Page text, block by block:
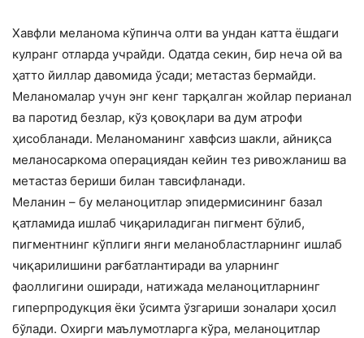
Хавфли меланома кўпинча олти ва ундан катта ёшдаги
кулранг отларда учрайди. Одатда секин, бир неча ой ва
ҳатто йиллар давомида ўсади; метастаз бермайди.
Меланомалар учун энг кенг тарқалган жойлар перианал
ва паротид безлар, кўз қовоқлари ва дум атрофи
ҳисобланади. Меланоманинг хавфсиз шакли, айниқса
меланосаркома операциядан кейин тез ривожланиш ва
метастаз бериши билан тавсифланади.
Меланин – бу меланоцитлар эпидермисининг базал
қатламида ишлаб чиқариладиган пигмент бўлиб,
пигментнинг кўплиги янги меланобластларнинг ишлаб
чиқарилишини рағбатлантиради ва уларнинг
фаоллигини оширади, натижада меланоцитларнинг
гиперпродукция ёки ўсимта ўзгариши зоналари ҳосил
бўлади. Охирги маълумотларга кўра, меланоцитлар